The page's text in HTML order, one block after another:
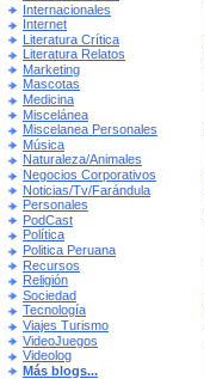
Internacionales
Internet
Literatura Crítica
Literatura Relatos
Marketing
Mascotas
Medicina
Miscelánea
Miscelanea Personales
Música
Naturaleza/Animales
Negocios Corporativos
Noticias/Tv/Farándula
Personales
PodCast
Política
Politica Peruana
Recursos
Religión
Sociedad
Tecnología
Viajes Turismo
VideoJuegos
Videolog
Más blogs...